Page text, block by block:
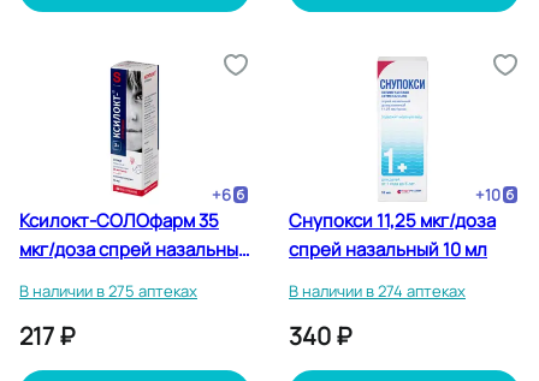
+6
Ксилокт-СОЛОфарм 35
мкг/доза спрей назальный
В наличии в 275 аптеках
217 ₽
+10
Снупокси 11,25 мкг/доза
спрей назальный 10 мл
В наличии в 274 аптеках
340 ₽